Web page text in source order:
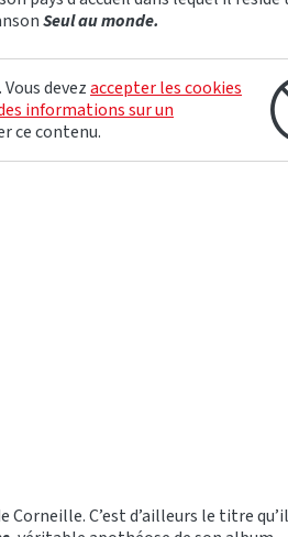
Seul au monde.
devezaccepter les cookies
informations sur un
ce contenu.
C’est d’ailleurs le titre